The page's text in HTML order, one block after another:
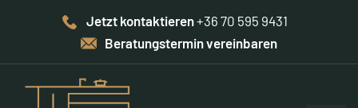
Jetzt kontaktieren+36 70 595 9431
Beratungstermin vereinbaren